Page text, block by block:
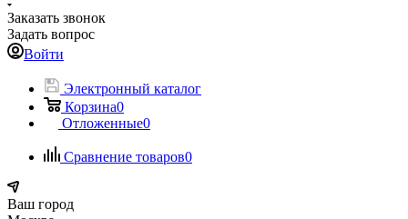
Заказать звонок
Задать вопрос
Войти
Электронный каталог
Корзина0
Отложенные0
Сравнение товаров0
Ваш город